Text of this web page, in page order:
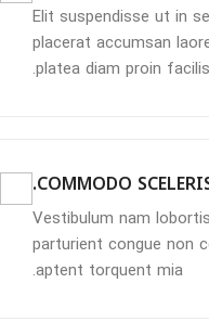
Elit suspendisse ut in
placerat accumsan
platea diam proin facilis.
COMMODO
Vestibulum nam
parturient congue non
aptent torquent mia.